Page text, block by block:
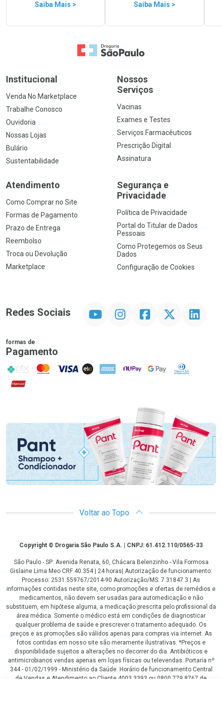
Saiba Mais > Saiba Mais >
Ir para a Home
Institucional
Venda No Marketplace
Trabalhe Conosco
Ouvidoria
Nossas Lojas
Bulário
Sustentabilidade
Nossos
Serviços
Vacinas
Exames e Testes
Serviços Farmacêuticos
Prescrição Digital
Assinatura
Atendimento
Como Comprar no Site
Formas de Pagamento
Prazo de Entrega
Reembolso
Troca ou Devolução
Marketplace
Segurança e
Privacidade
Política de Privacidade
Portal do Titular de Dados
Pessoais
Como Protegemos os Seus
Dados
Configuração de Cookies
Redes Sociais InstagramFacebookTwitter Linkedin
formas de
Pagamento
PIX MasterCard
VISA ELO AMEX NuPay Google PayDiners Club
Hipercard
Promoção em Destaque
Voltar ao Topo
CopyrightCopyright © Drogaria São Paulo S.A. | CNPJ: 61.412.110/0565-33
São Paulo - SP: Avenida Renata, 60, Chácara Belenzinho - Vila Formosa
Gislaine Lima Meo CRF 40.354 | 24 horas| Autorização de funcionamento:
Processo: 2531.559767/2014-90 Autorização/MS: 7.31847.3 | As
informações contidas neste site, como promoções e ofertas de remédios e
medicamentos, não devem ser usadas para automedicação e não
substituem, em hipótese alguma, a medicação prescrita pelo profissional da
área médica. Somente o médico está em condições de diagnosticar
qualquer problema de saúde e prescrever o tratamento adequado. Os
preços e as promoções são válidos apenas para compras via internet. As
fotos contidas em nosso site são meramente ilustrativas. *Preços e
disponibilidade sujeitos a alterações no decorrer do dia. Antibióticos e
antimicrobianos vendas apenas em lojas físicas ou televendas. Portaria nº
344 - 01/02/1999 - Ministério da Saúde. Horário de funcionamento Central
de Vendas e Atendimento ao Cliente 4003 3393 ou 0800 779 8767 de